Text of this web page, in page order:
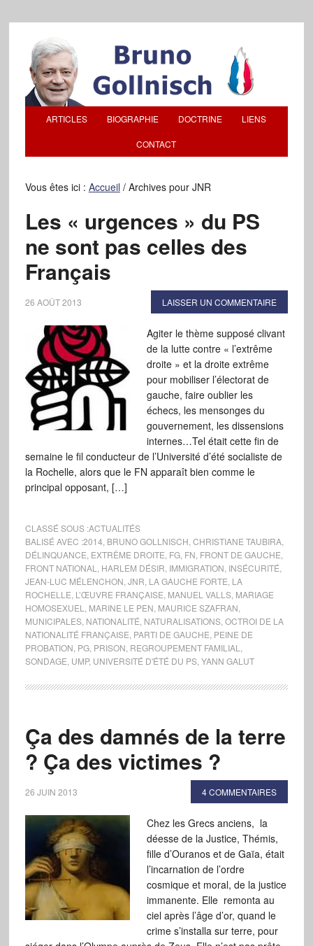
ARTICLES BIOGRAPHIE DOCTRINE LIENS
CONTACT
Vous êtes ici : Accueil /Archives pour JNR
Les « urgences » du PS
ne sont pas celles des
Français
26 AOÛT 2013 LAISSER UN COMMENTAIRE
Agiter le thème supposé clivant
de la lutte contre « l’extrême
droite » et la droite extrême
pour mobiliser l’électorat de
gauche, faire oublier les
échecs, les mensonges du
gouvernement, les dissensions
internes…Tel était cette fin de
semaine le fil conducteur de l’Université d’été socialiste de
la Rochelle, alors que le FN apparaît bien comme le
principal opposant, […]
CLASSÉ SOUS :ACTUALITÉS
BALISÉ AVEC :2014 BRUNO GOLLNISCH CHRISTIANE TAUBIRA,
DÉLINQUANCE EXTRÊME DROITE FG, FN FRONT DE GAUCHE
FRONT NATIONAL
HARLEM DÉSIR IMMIGRATION INSÉCURITÉ
JEAN-LUC MÉLENCHON JNR LA GAUCHE FORTE LA
ROCHELLE L’ŒUVRE FRANÇAISE MANUEL VALLS, MARIAGE
HOMOSEXUEL
MARINE LE PEN MAURICE SZAFRAN
MUNICIPALES, NATIONALITÉ NATURALISATIONS, OCTROI DE LA
NATIONALITÉ FRANÇAISE PARTI DE GAUCHE PEINE DE
PROBATION PG, PRISON REGROUPEMENT FAMILIAL
SONDAGE UMP, UNIVERSITÉ D'ÉTÉ DU PS, YANN GALUT
Ça des damnés de la terre
? Ça des victimes ?
26 JUIN 2013 4 COMMENTAIRES
Chez les Grecs anciens, la
déesse de la Justice, Thémis,
fille d’Ouranos et de Gaïa, était
l’incarnation de l’ordre
cosmique et moral, de la justice
immanente. Elle remonta au
ciel après l’âge d’or, quand le
crime s’installa sur terre, pour